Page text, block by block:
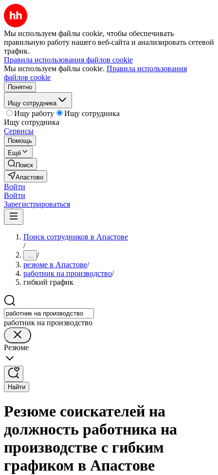
Мы используем файлы cookie, чтобы обеспечивать
правильную работу нашего веб-сайта и анализировать сетевой
трафик.
Правила использования файлов cookie
Мы используем файлы cookie. Правила использования
файлов cookie
Понятно
Ищу сотрудника
Ищу работу
Ищу сотрудника
Ищу сотрудника
Сервисы
Помощь
Ещё
Поиск
Апастово
Войти
Войти
Зарегистрироваться
Поиск сотрудников в Апастове
/
... /
резюме в Апастове/
работник на производство/
гибкий график
работник на производство
Резюме
Найти
Резюме соискателей на
должность работника на
производстве с гибким
графиком в Апастове